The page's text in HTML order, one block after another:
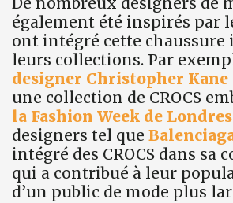
également été inspirés par
ont intégré cette chaussure
leurs collections. Par
designer Christopher Kane
une collection de CROCS
la Fashion Week de Londres
designers tel que
intégré des CROCS dans sa
qui a contribué à leur
d’un public de mode plus